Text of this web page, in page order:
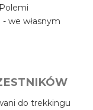
we własnym
do trekkingu